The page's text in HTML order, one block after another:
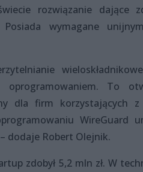
rozwiązanie dające
wymagane
oprogramowaniem. To
dla firm korzystających
WireGuard
dodaje Robert Olejnik.
zdobył 5,2 mln zł. W